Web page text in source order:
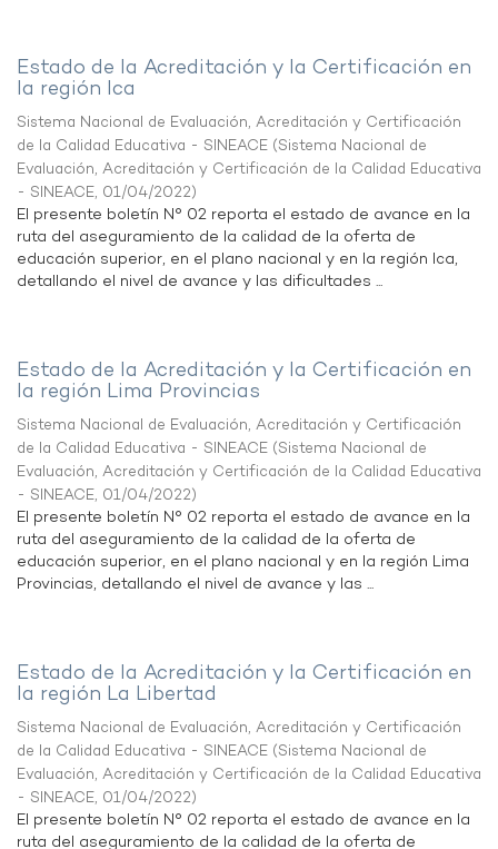
Estado de la Acreditación y la Certificación en
la región Ica
Sistema Nacional de Evaluación, Acreditación y Certificación
de la Calidad Educativa - SINEACE (Sistema Nacional de
Evaluación, Acreditación y Certificación de la Calidad Educativa
- SINEACE, 01/04/2022)
El presente boletín N° 02 reporta el estado de avance en la
ruta del aseguramiento de la calidad de la oferta de
educación superior, en el plano nacional y en la región Ica,
detallando el nivel de avance y las dificultades ...
Estado de la Acreditación y la Certificación en
la región Lima Provincias
Sistema Nacional de Evaluación, Acreditación y Certificación
de la Calidad Educativa - SINEACE (Sistema Nacional de
Evaluación, Acreditación y Certificación de la Calidad Educativa
- SINEACE, 01/04/2022)
El presente boletín N° 02 reporta el estado de avance en la
ruta del aseguramiento de la calidad de la oferta de
educación superior, en el plano nacional y en la región Lima
Provincias, detallando el nivel de avance y las ...
Estado de la Acreditación y la Certificación en
la región La Libertad
Sistema Nacional de Evaluación, Acreditación y Certificación
de la Calidad Educativa - SINEACE (Sistema Nacional de
Evaluación, Acreditación y Certificación de la Calidad Educativa
- SINEACE, 01/04/2022)
El presente boletín N° 02 reporta el estado de avance en la
ruta del aseguramiento de la calidad de la oferta de